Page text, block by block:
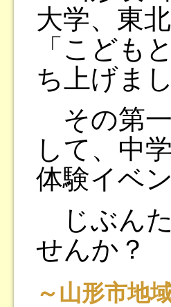
大学、東
「こども
ち上げまし
その第
して、中
体験イベ
じぶん
せんか？
～山形市地